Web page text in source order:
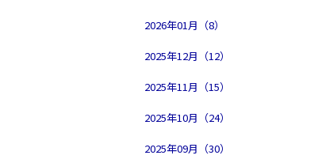
2026年01月（8）
2025年12月（12）
2025年11月（15）
2025年10月（24）
2025年09月（30）